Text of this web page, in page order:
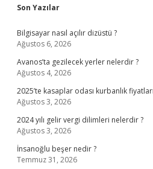
Sidebar
Son Yazılar
Bilgisayar nasıl açılır dizüstü ?
Ağustos 6, 2026
Avanos’ta gezilecek yerler nelerdir ?
Ağustos 4, 2026
2025’te kasaplar odası kurbanlık
Ağustos 3, 2026
2024 yılı gelir vergi dilimleri nelerdir ?
Ağustos 3, 2026
İnsanoğlu beşer nedir ?
Temmuz 31, 2026